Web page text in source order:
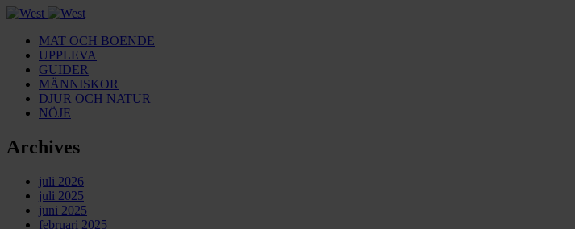
MAT OCH BOENDE
UPPLEVA
GUIDER
MÄNNISKOR
DJUR OCH NATUR
NÖJE
Archives
juli 2026
juli 2025
juni 2025
februari 2025